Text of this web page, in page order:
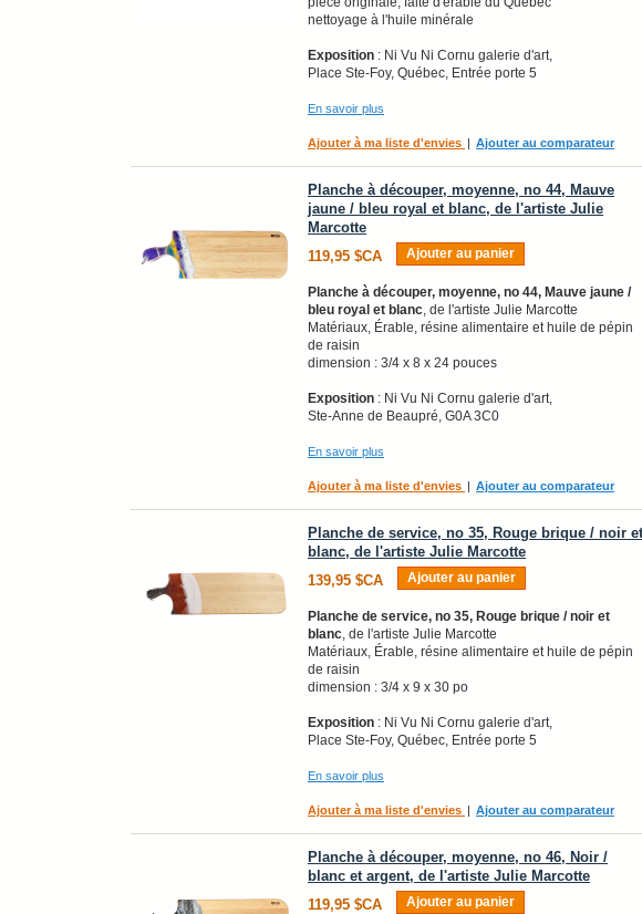
nettoyage à l'huile minérale
Exposition : Ni Vu Ni Cornu galerie d'art,
Place Ste-Foy, Québec, Entrée porte 5
En savoir plus
Ajouter à ma liste d'envies | Ajouter au comparateur
Planche à découper, moyenne, no 44, Mauve
jaune / bleu royal et blanc, de l'artiste Julie
Marcotte
119,95 $CA
Ajouter au panier
Planche à découper, moyenne, no 44, Mauve jaune /
bleu royal et blanc, de l'artiste Julie Marcotte
Matériaux, Érable, résine alimentaire et huile de pépin
de raisin
dimension : 3/4 x 8 x 24 pouces
Exposition : Ni Vu Ni Cornu galerie d'art,
Ste-Anne de Beaupré, G0A 3C0
En savoir plus
Ajouter à ma liste d'envies | Ajouter au comparateur
Planche de service, no 35, Rouge brique / noir et
blanc, de l'artiste Julie Marcotte
139,95 $CA
Ajouter au panier
Planche de service, no 35, Rouge brique / noir et
blanc, de l'artiste Julie Marcotte
Matériaux, Érable, résine alimentaire et huile de pépin
de raisin
dimension : 3/4 x 9 x 30 po
Exposition : Ni Vu Ni Cornu galerie d'art,
Place Ste-Foy, Québec, Entrée porte 5
En savoir plus
Ajouter à ma liste d'envies | Ajouter au comparateur
Planche à découper, moyenne, no 46, Noir /
blanc et argent, de l'artiste Julie Marcotte
119,95 $CA
Ajouter au panier